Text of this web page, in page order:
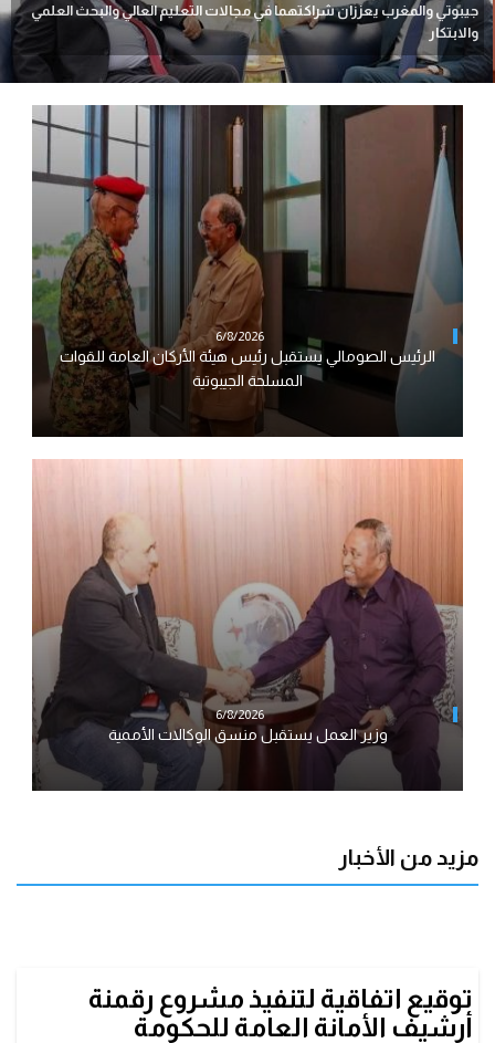
رئيس الجمهورية يعزي رئيس الوزراء الإثيوبي في ضحايا زلزال إقليم أمهره
6/8/2026
الرئيس الصومالي يستقبل رئيس هيئة الأركان العامة للقوات
المسلحة الجيبوتية
6/8/2026
وزير العمل يستقبل منسق الوكالات الأممية
مزيد من الأخبار
توقيع اتفاقية لتنفيذ مشروع رقمنة
أرشيف الأمانة العامة للحكومة